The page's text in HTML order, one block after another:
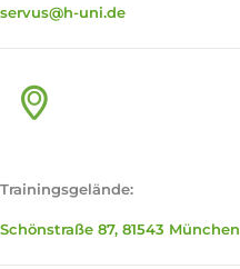
servus@h-uni.de
Trainingsgelände:
Schönstraße 87, 81543 München